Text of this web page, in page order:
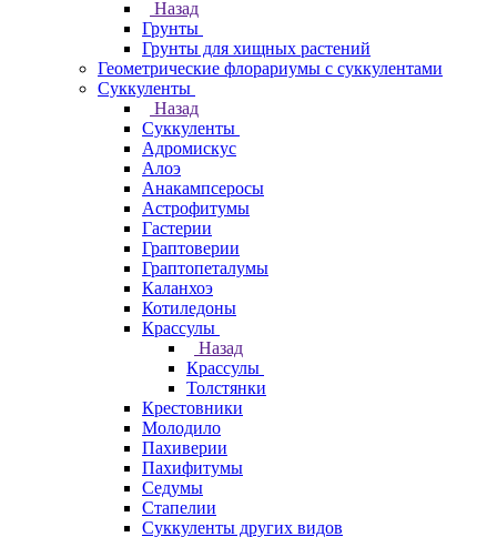
Назад
Грунты
Грунты для хищных растений
Геометрические флорариумы с суккулентами
Суккуленты
Назад
Суккуленты
Адромискус
Алоэ
Анакампсеросы
Астрофитумы
Гастерии
Граптоверии
Граптопеталумы
Каланхоэ
Котиледоны
Крассулы
Назад
Крассулы
Толстянки
Крестовники
Молодило
Пахиверии
Пахифитумы
Седумы
Стапелии
Суккуленты других видов